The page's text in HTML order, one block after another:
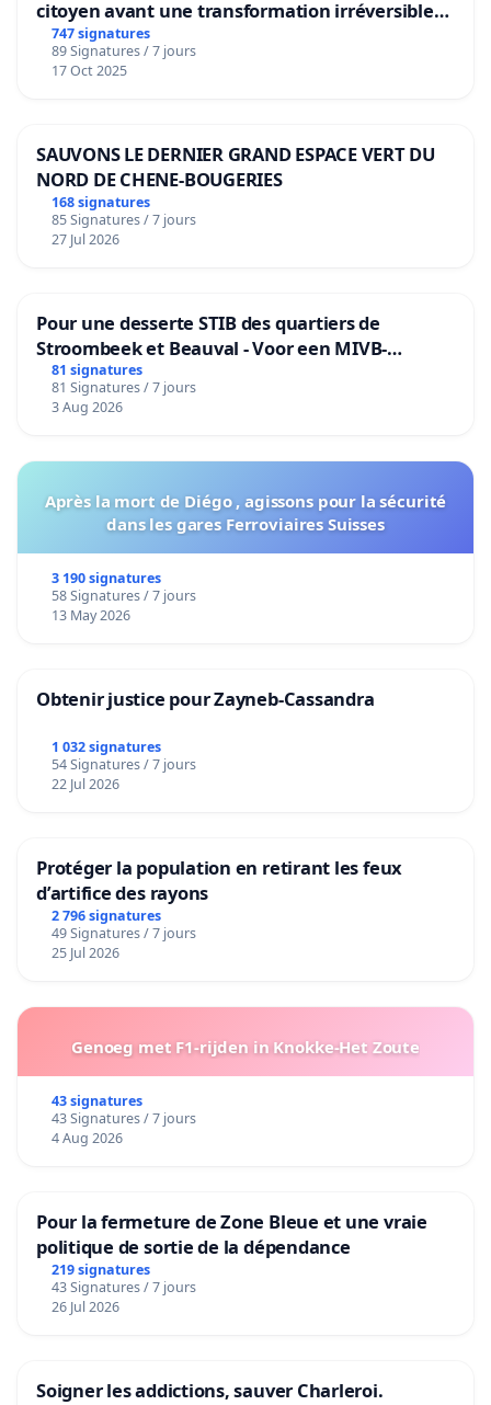
citoyen avant une transformation irréversible
de notre territoire »
747 signatures
89 Signatures / 7 jours
17 Oct 2025
SAUVONS LE DERNIER GRAND ESPACE VERT DU
NORD DE CHENE-BOUGERIES
168 signatures
85 Signatures / 7 jours
27 Jul 2026
Pour une desserte STIB des quartiers de
Stroombeek et Beauval - Voor een MIVB-
bediening van de wijken Strombeek en Het
Voor
81 signatures
81 Signatures / 7 jours
3 Aug 2026
Après la mort de Diégo , agissons pour la sécurité
dans les gares Ferroviaires Suisses
3 190 signatures
58 Signatures / 7 jours
13 May 2026
Obtenir justice pour Zayneb-Cassandra
1 032 signatures
54 Signatures / 7 jours
22 Jul 2026
Protéger la population en retirant les feux
d’artifice des rayons
2 796 signatures
49 Signatures / 7 jours
25 Jul 2026
Genoeg met F1-rijden in Knokke-Het Zoute
43 signatures
43 Signatures / 7 jours
4 Aug 2026
Pour la fermeture de Zone Bleue et une vraie
politique de sortie de la dépendance
219 signatures
43 Signatures / 7 jours
26 Jul 2026
Soigner les addictions, sauver Charleroi.